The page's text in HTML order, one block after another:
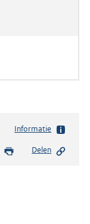
Informatie
Delen